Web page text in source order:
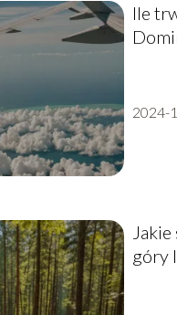
Ile
2024-
góry